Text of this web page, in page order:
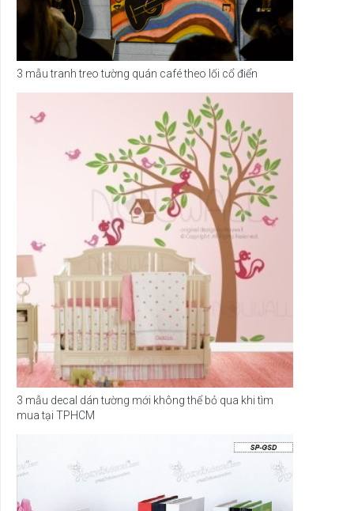
3 mẫu tranh treo tường quán café theo lối cổ điển
3 mẫu decal dán tường mới không thể bỏ qua khi tìm
mua tại TPHCM